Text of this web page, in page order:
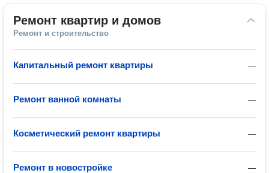
Ремонт квартир и домов
Ремонт и строительство
—
Капитальный ремонт квартиры
—
Ремонт ванной комнаты
—
Косметический ремонт квартиры
—
Ремонт в новостройке